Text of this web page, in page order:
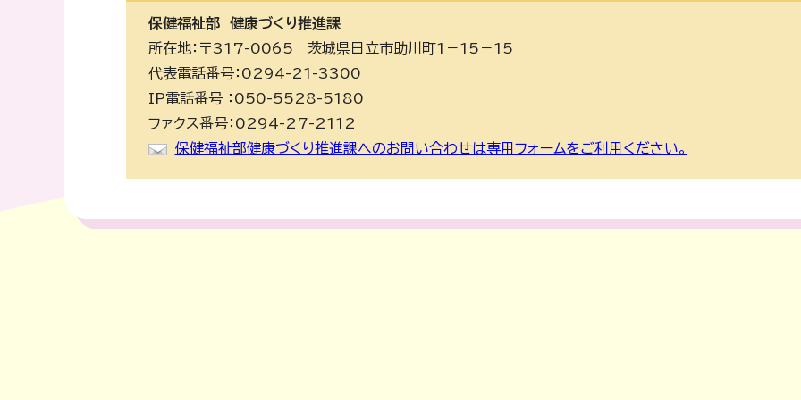
保健福祉部 健康づくり推進課
所在地：〒317-0065 茨城県日立市助川町1－15－15
代表電話番号：0294-21-3300
IP電話番号 ：050-5528-5180
ファクス番号：0294-27-2112
保健福祉部健康づくり推進課へのお問い合わせは専用フォームをご利用ください。